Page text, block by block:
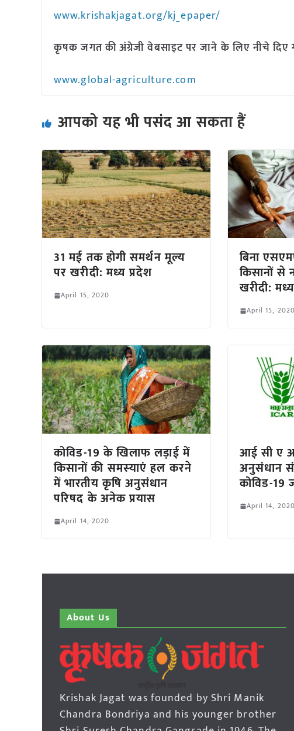
www.krishakjagat.org/kj_epaper/
कृषक जगत की अंग्रेजी वेबसाइट पर जाने के लिए नीचे
www.global-agriculture.com
आपको यह भी पसंद आ सकता हैं
31 मई तक होगी समर्थन मूल्य
पर खरीदी: मध्य प्रदेश
April 15, 2020
बिना
किसानों से
खरीदी:
April 15, 2020
कोविड-19 के खिलाफ लड़ाई में
किसानों की समस्‍याएं हल करने
में भारतीय कृषि अनुसंधान
परिषद के अनेक प्रयास
April 14, 2020
आई सी ए
अनुसंधान
कोविड-19
April 14, 2020
About Us
Krishak Jagat was founded by Shri Manik
Chandra Bondriya and his younger brother